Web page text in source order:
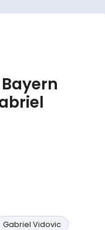
Gabriel Vidovic